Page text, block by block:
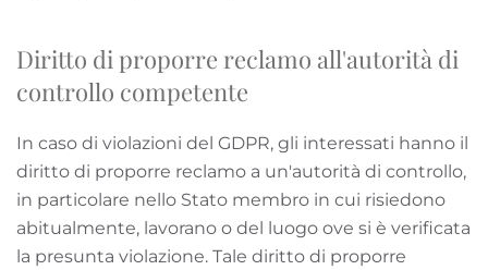
Diritto di proporre reclamo all'autorità di
controllo competente
In caso di violazioni del GDPR, gli interessati hanno il
diritto di proporre reclamo a un'autorità di controllo,
in particolare nello Stato membro in cui risiedono
abitualmente, lavorano o del luogo ove si è verificata
la presunta violazione. Tale diritto di proporre